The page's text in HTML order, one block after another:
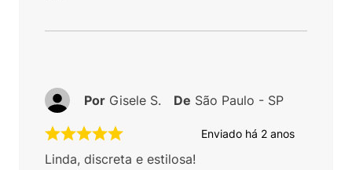
Enviado há 2 anos
Linda, discreta e estilosa!
Por Gisele S. De São Paulo - SP